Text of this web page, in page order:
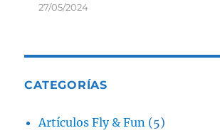
27/05/2024
CATEGORÍAS
Artículos Fly & Fun (5)